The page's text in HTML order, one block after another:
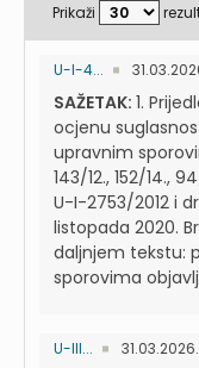
Prikaži
U-I-4...
SAŽETAK: 1.
ocjenu
upravnim
143/12., 152/14.,
U-I-2753/2012 i
listopada 2020.
daljnjem tekstu:
sporovima
U-III... 31.03.2026.